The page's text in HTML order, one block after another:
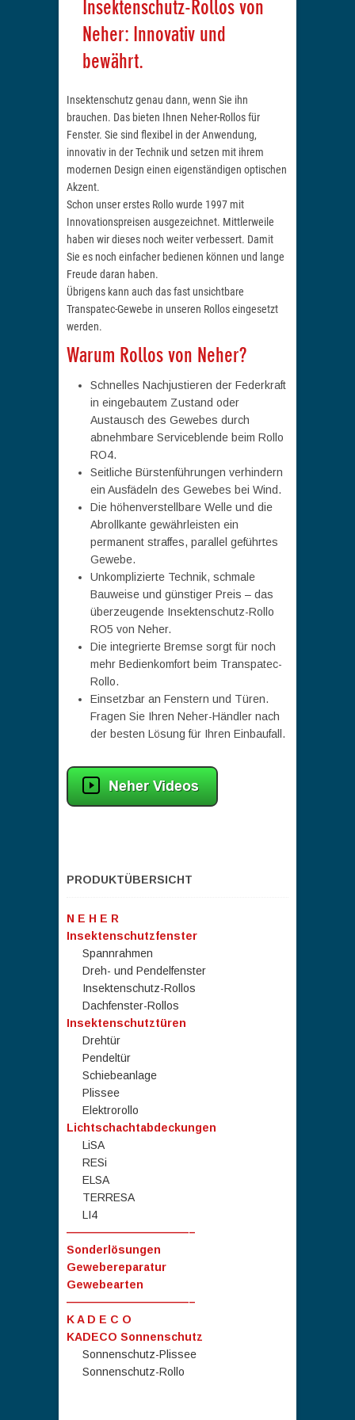
Insektenschutz-Rollos von
Neher: Innovativ und
bewährt.
Insektenschutz genau dann, wenn Sie ihn
brauchen. Das bieten Ihnen Neher-Rollos für
Fenster. Sie sind flexibel in der Anwendung,
innovativ in der Technik und setzen mit ihrem
modernen Design einen eigenständigen optischen
Akzent.
Schon unser erstes Rollo wurde 1997 mit
Innovationspreisen ausgezeichnet. Mittlerweile
haben wir dieses noch weiter verbessert. Damit
Sie es noch einfacher bedienen können und lange
Freude daran haben.
Übrigens kann auch das fast unsichtbare
Transpatec-Gewebe in unseren Rollos eingesetzt
werden.
Warum Rollos von Neher?
Schnelles Nachjustieren der Federkraft
in eingebautem Zustand oder
Austausch des Gewebes durch
abnehmbare Serviceblende beim Rollo
RO4.
Seitliche Bürstenführungen verhindern
ein Ausfädeln des Gewebes bei Wind.
Die höhenverstellbare Welle und die
Abrollkante gewährleisten ein
permanent straffes, parallel geführtes
Gewebe.
Unkomplizierte Technik, schmale
Bauweise und günstiger Preis – das
überzeugende Insektenschutz-Rollo
RO5 von Neher.
Die integrierte Bremse sorgt für noch
mehr Bedienkomfort beim Transpatec-
Rollo.
Einsetzbar an Fenstern und Türen.
Fragen Sie Ihren Neher-Händler nach
der besten Lösung für Ihren Einbaufall.
PRODUKTÜBERSICHT
N E H E R
Insektenschutzfenster
Spannrahmen
Dreh- und Pendelfenster
Insektenschutz-Rollos
Dachfenster-Rollos
Insektenschutztüren
Drehtür
Pendeltür
Schiebeanlage
Plissee
Elektrorollo
Lichtschachtabdeckungen
LiSA
RESi
ELSA
TERRESA
LI4
———————————–
Sonderlösungen
Gewebereparatur
Gewebearten
———————————–
K A D E C O
KADECO Sonnenschutz
Sonnenschutz-Plissee
Sonnenschutz-Rollo